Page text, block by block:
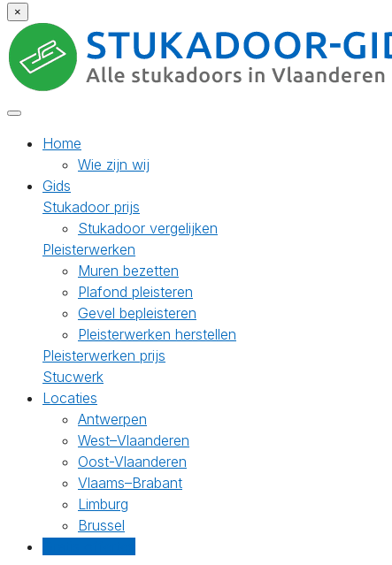
×
Home
Wie zijn wij
Gids
Stukadoor prijs
Stukadoor vergelijken
Pleisterwerken
Muren bezetten
Plafond pleisteren
Gevel bepleisteren
Pleisterwerken herstellen
Pleisterwerken prijs
Stucwerk
Locaties
Antwerpen
West–Vlaanderen
Oost-Vlaanderen
Vlaams–Brabant
Limburg
Brussel